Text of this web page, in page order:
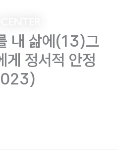
내 삶에(13)그
게 정서적 안정